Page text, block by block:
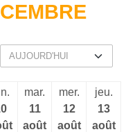
mar.
11
août
mer.
12
août
jeu.
13
août